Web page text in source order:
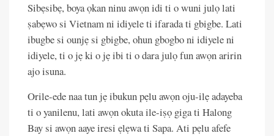
Sibẹsibẹ, boya ọkan ninu awọn idi ti o wuni julọ lati
ṣabẹwo si Vietnam ni idiyele ti ifarada ti gbigbe. Lati
ibugbe si ounjẹ si gbigbe, ohun gbogbo ni idiyele ni
idiyele, ti o jẹ ki o jẹ ibi ti o dara julọ fun awọn aririn
ajo isuna.
Orile-ede naa tun jẹ ibukun pẹlu awọn oju-ilẹ adayeba
ti o yanilenu, lati awọn okuta ile-iṣọ giga ti Halong
Bay si awọn aaye iresi ẹlẹwa ti Sapa. Ati pẹlu afefe